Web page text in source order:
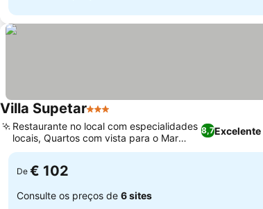
Villa Supetar3 Estrelas
8,7Excelente
Restaurante no local com especialidades
locais, Quartos com vista para o Mar
Adriático
De € 102
Consulte os preços de 6 sites